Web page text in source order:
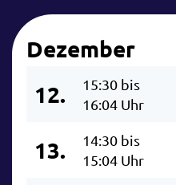
Dezember
12.
15:30 bis
16:04 Uhr
13.
14:30 bis
15:04 Uhr